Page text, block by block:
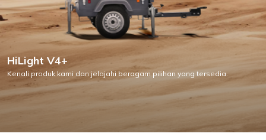
HiLight V4+
Kenali produk kami dan jelajahi beragam pilihan yang tersedia.